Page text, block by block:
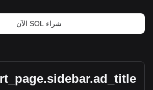
شراء SOL الآن